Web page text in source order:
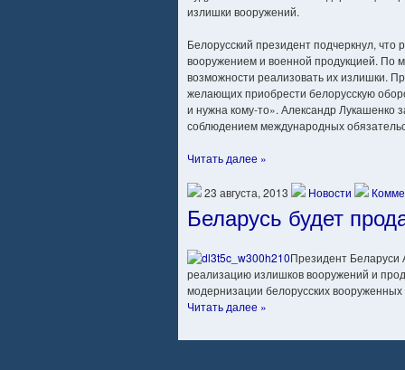
излишки вооружений.
Белорусский президент подчеркнул, что
вооружением и военной продукцией. По
возможности реализовать их излишки.
желающих приобрести белорусскую
и нужна кому-то». Александр Лукашенко
соблюдением международных
Читать далее »
23 августа, 2013 Новости
Беларусь будет
Президент Беларуси
реализацию излишков вооружений и
модернизации белорусских
Читать далее »